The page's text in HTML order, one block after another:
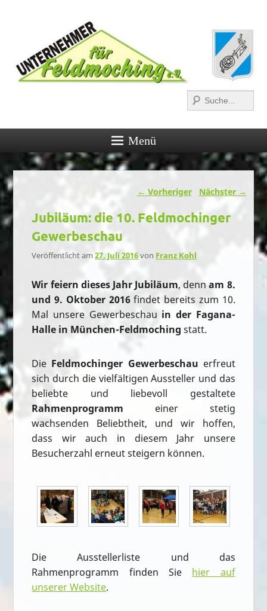
Menü
Beitragsnavigation ← Vorheriger Nächster →
Jubiläum: die 10. Feldmochinger
Gewerbeschau
Veröffentlicht am27. Juli 2016von Franz Kohl
Wir feiern dieses Jahr Jubiläum, dennam 8.
und 9. Oktober 2016findet bereits zum 10.
Mal unsere Gewerbeschau in der Fagana-
Halle in München-Feldmoching statt.
Die Feldmochinger Gewerbeschau erfreut
sich durch die vielfältigen Aussteller und das
beliebte und liebevoll gestaltete
Rahmenprogramm einer stetig
wachsenden Beliebtheit, und wir hoffen,
dass wir auch in diesem Jahr unsere
Besucherzahl erneut steigern können.
Die Ausstellerliste und das
Rahmenprogramm finden Sie hier auf
unserer Website.